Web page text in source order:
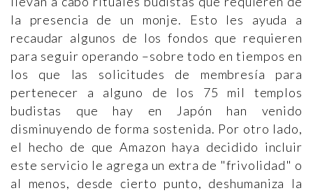
la presencia de un monje. Esto les ayuda a
recaudar algunos de los fondos que requieren
para seguir operando –sobre todo en tiempos en
los que las solicitudes de membresía para
pertenecer a alguno de los 75 mil templos
budistas que hay en Japón han venido
disminuyendo de forma sostenida. Por otro lado,
el hecho de que Amazon haya decidido incluir
este servicio le agrega un extra de "frivolidad" o
al menos, desde cierto punto, deshumaniza la